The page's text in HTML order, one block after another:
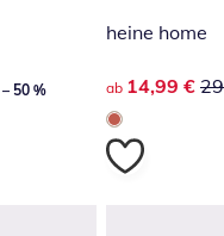
€, vorheriger Preis:
– 50 %
heine home
reduzierter
ab 14,99 €